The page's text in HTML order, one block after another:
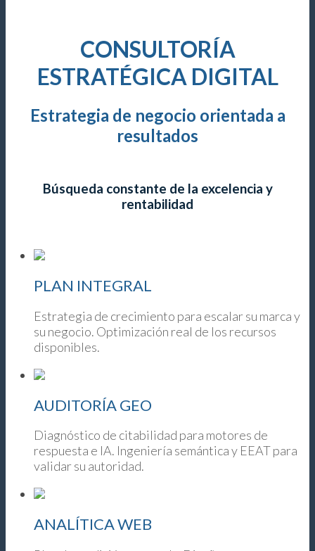
CONSULTORÍA
ESTRATÉGICA DIGITAL
Estrategia de negocio orientada a
resultados
Búsqueda constante de la excelencia y
rentabilidad
PLAN INTEGRAL
Estrategia de crecimiento para escalar su marca y
su negocio. Optimización real de los recursos
disponibles.
AUDITORÍA GEO
Diagnóstico de citabilidad para motores de
respuesta e IA. Ingeniería semántica y EEAT para
validar su autoridad.
ANALÍTICA WEB